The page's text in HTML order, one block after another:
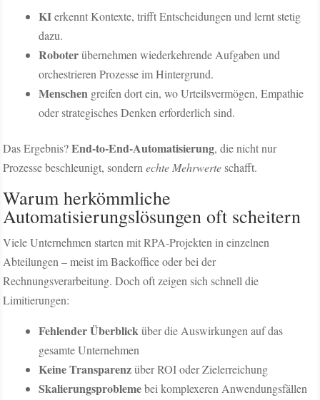
KIerkennt Kontexte, trifft Entscheidungen und lernt stetig
dazu.
Roboterübernehmen wiederkehrende Aufgaben und
orchestrieren Prozesse im Hintergrund.
Menschen greifen dort ein, wo Urteilsvermögen, Empathie
oder strategisches Denken erforderlich sind.
Das Ergebnis?End-to-End-Automatisierung, die nicht nur
Prozesse beschleunigt, sondernechte Mehrwerteschafft.
Warum herkömmliche
Automatisierungslösungen oft scheitern
Viele Unternehmen starten mit RPA-Projekten in einzelnen
Abteilungen – meist im Backoffice oder bei der
Rechnungsverarbeitung. Doch oft zeigen sich schnell die
Limitierungen:
Fehlender Überblicküber die Auswirkungen auf das
gesamte Unternehmen
Keine Transparenzüber ROI oder Zielerreichung
Skalierungsproblemebei komplexeren Anwendungsfällen